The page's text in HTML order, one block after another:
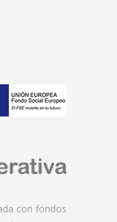
con fondos